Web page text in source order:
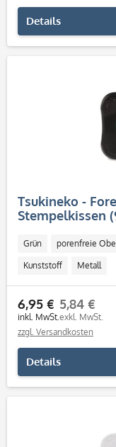
Details
Tsukineko -
Stempelkissen
Grün porenfreie
Kunststoff Metall
6,95 €
inkl. MwSt.
5,84 €
exkl. MwSt.
zzgl. Versandkosten
Details